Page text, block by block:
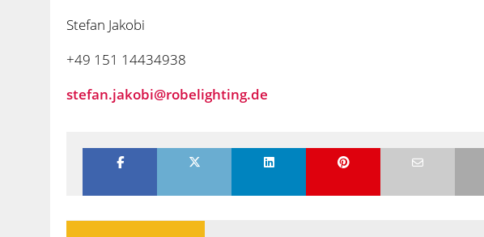
Stefan Jakobi
+49 151 14434938
stefan.jakobi@robelighting.de